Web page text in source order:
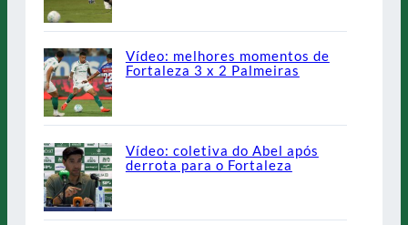
Vídeo: melhores momentos de
Fortaleza 3 x 2 Palmeiras
Vídeo: coletiva do Abel após
derrota para o Fortaleza